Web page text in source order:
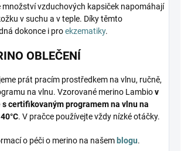
množství vzduchových kapsiček napomáhají
v suchu a v teple. Díky těmto
dokonce i proekzematiky.
OBLEČENÍ
prát pracím prostředkem na vlnu, ručně,
na vlnu. Vzorované merino Lambiov
s certifikovaným programem na vlnu na
. V pračce používejte vždy nízké otáčky.
o péči o merino na našem blogu.